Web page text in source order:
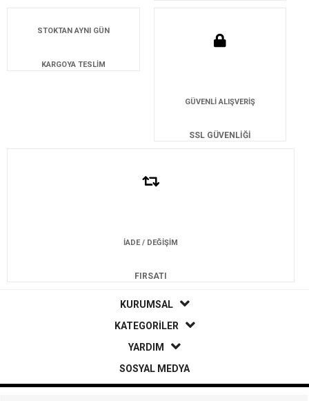
STOKTAN AYNI GÜN
KARGOYA TESLİM
GÜVENLİ ALIŞVERİŞ
SSL GÜVENLİĞİ
İADE / DEĞİŞİM
FIRSATI
KURUMSAL
KATEGORİLER
YARDIM
SOSYAL MEDYA